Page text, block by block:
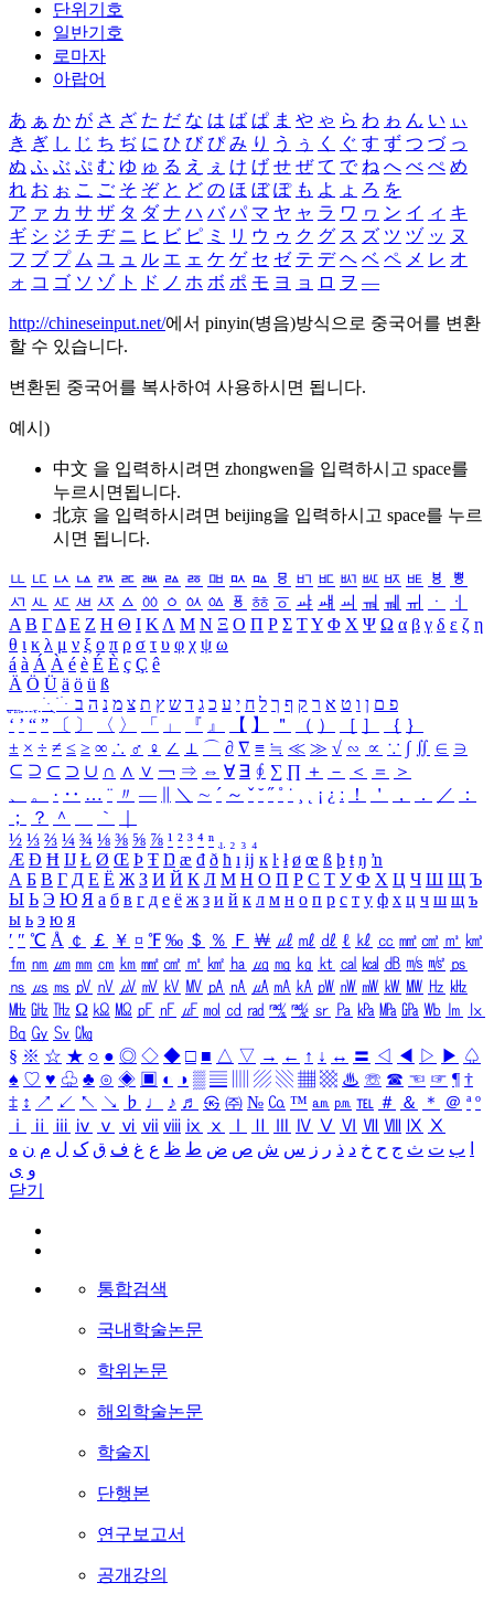
단위기호
일반기호
로마자
아랍어
あ ぁ か が さ ざ た だ な は ば ぱ ま や ゃ ら わ ゎ ん い ぃ
き ぎ し じ ち ぢ に ひ び ぴ み り う ぅ く ぐ す ず つ づ っ
ぬ ふ ぶ ぷ む ゆ ゅ る え ぇ け げ せ ぜ て で ね へ べ ぺ め
れ お ぉ こ ご そ ぞ と ど の ほ ぼ ぽ も よ ょ ろ を
ア ァ カ サ ザ タ ダ ナ ハ バ パ マ ヤ ャ ラ ワ ヮ ン イ ィ キ
ギ シ ジ チ ヂ ニ ヒ ビ ピ ミ リ ウ ゥ ク グ ス ズ ツ ヅ ッ ヌ
フ ブ プ ム ユ ュ ル エ ェ ケ ゲ セ ゼ テ デ ヘ ベ ペ メ レ オ
ォ コ ゴ ソ ゾ ト ド ノ ホ ボ ポ モ ヨ ョ ロ ヲ ―
http://chineseinput.net/에서 pinyin(병음)방식으로 중국어를 변환
할 수 있습니다.
변환된 중국어를 복사하여 사용하시면 됩니다.
예시)
中文 을 입력하시려면 zhongwen을 입력하시고 space를
누르시면됩니다.
北京 을 입력하시려면 beijing을 입력하시고 space를 누르
시면 됩니다.
ㅥ ㅦ ㅧ ㅨ ㅩ ㅪ ㅫ ㅬ ㅭ ㅮ ㅯ ㅰ ㅱ ㅲ ㅳ ㅴ ㅵ ㅶ ㅷ ㅸ
ㅹ
ㅺ ㅻ ㅼ ㅽ ㅾ ㅿ ㆀ ㆁ ㆂ ㆃ ㆄ ㆅ ㆆ ㆇ ㆈ ㆉ ㆊ ㆋ ㆌ ㆍ
ㆎ
Α Β ΓΔ Ε Ζ Η Θ Ι ΚΛ Μ Ν Ξ Ο Π Ρ Σ ΤΥ Φ Χ Ψ Ω α β γ δ ε ζ η
θ ι κ λ μ ν ξ ο π ρ σ τ υ φ χ ψ ω
á à Á À é è É È ç Ç ê
Ä Ö Ü ä ö ü ß
ִֶֹ ֻּ ׁׂ פ ם ן ו ט א ר ק ף ך ל ח י ע כ ג ד ש ץ ת צ מ נ ה ב
‘ ’ “ ” 〔 〕 〈 〉 「 」 『 』 【 】 ＂ （ ） ［ ］ ｛ ｝
± × ÷ ≠ ≤ ≥ ∞ ∴ ♂ ♀ ∠ ⊥ ⌒ ∂ ∇ ≡ ≒ ≪ ≫ √ ∽ ∝ ∵ ∫ ∬ ∈ ∋
⊆ ⊇ ⊂ ⊃ ∪ ∩ ∧ ∨ ￢ ⇒ ⇔ ∀ ∃ ∮ ∑ ∏ ＋ － ＜ ＝
＞
、
。 · ‥ … ¨ 〃 ― ＼ ∼ ´ ～ ˇ ˘ ˝ ˚ ˙ ¸ ¡ ¿ ː ！ ＇ ， ． ／
：
；
？ ＾ ｀
½ ⅓ ⅔ ¼ ¾ ⅛ ⅜ ⅝ ⅞ ¹ ² ³ ⁴ ⁿ ₁ ₂ ₃ ₄
Æ Ð Ħ Ĳ Ł Ø Œ Þ Ŧ Ŋ æ đ ð ħ ı ĳ ĸ ŀ ł ø œ ß þ ŧ ŋ ŉ
А Б В Г Д Е Ё Ж З И Й К Л М Н О П Р С Т У Ф Х Ц Ч Ш Щ Ъ
Ы Ь Э Ю Я а б в г д е ё ж з и й к л м н о п р с т у ф х ц ч ш щ ъ
ы ь э ю я
′ ″ ℃ Å ￠ ￡ ￥ ¤ ℉ ‰ ＄ ％ Ｆ ￦ ㎕ ㎖ ㎗ ℓ ㎘ ㏄ ㎣ ㎤ ㎥ ㎦
㎙ ㎚ ㎛ ㎜ ㎝ ㎞ ㎟ ㎠ ㎡ ㎢ ㏊ ㎍ ㎎ ㎏ ㏏ ㎈ ㎉ ㏈ ㎧ ㎨ ㎰
㎱ ㎲ ㎳ ㎴ ㎵ ㎶ ㎷ ㎸ ㎹ ㎀ ㎁ ㎂ ㎃ ㎄ ㎺ ㎻ ㎽ ㎾ ㎿ ㎐ ㎑
㎒ ㎓ ㎔ Ω ㏀ ㏁ ㎊ ㎋ ㎌ ㏖ ㏅ ㎭ ㎮ ㎯ ㏛ ㎩ ㎪ ㎫ ㎬ ㏝ ㏐
㏓
㏃ ㏉ ㏜ ㏆
§ ※ ☆ ★ ○ ● ◎ ◇ ◆ □ ■ △ ▽ → ← ↑ ↓ ↔ 〓 ◁ ◀ ▷ ▶ ♤
♠ ♡ ♥ ♧ ♣ ⊙ ◈ ▣ ◐ ◑ ▒ ▤ ▨ ▧ ▦ ▩ ♨ ☏ ☎ ☜ ☞ ¶ †
‡ ↕ ↗ ↙ ↖ ↘ ♭ ♩ ♪ ♬ ㉿ ㈜ № ㏇ ™ ㏂ ㏘ ℡ ＃ ＆ ＊ ＠ ª º
ⅰ
ⅱ ⅲ ⅳ ⅴ ⅵ ⅶ ⅷ ⅸ ⅹ Ⅳ Ⅴ Ⅵ Ⅶ Ⅷ Ⅸ Ⅹ
ب ت ث ج ح خ د ذ ر ز س ش ص ض ط ظ ع غ ف ق ک ل م ن ه
و ی
닫기
통합검색
국내학술논문
학위논문
해외학술논문
학술지
단행본
연구보고서
공개강의